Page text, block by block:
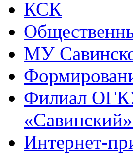
КСК
МУ
Филиал
«Савинский»
Интернет-